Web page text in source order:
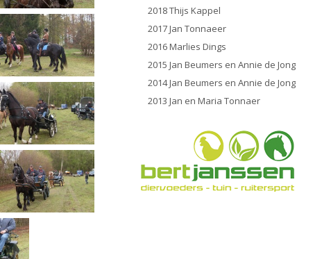
2018 Thijs Kappel
2017 Jan Tonnaeer
2016 Marlies Dings
2015 Jan Beumers en Annie de Jong
2014 Jan Beumers en Annie de Jong
2013 Jan en Maria Tonnaer